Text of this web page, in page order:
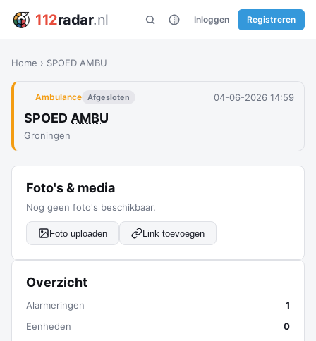
112radar.nl Inloggen Registreren
Home › SPOED AMBU
Ambulance Afgesloten 04-06-2026 14:59
SPOED AMBU
Groningen
Foto's & media
Nog geen foto's beschikbaar.
Foto uploaden Link toevoegen
Overzicht
Alarmeringen
1
Eenheden
0